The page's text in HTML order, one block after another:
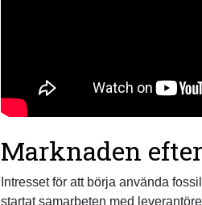
Marknaden
Intresset för att börja använda
startat samarbeten med